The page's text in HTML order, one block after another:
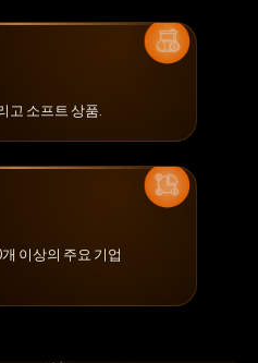
고 소프트 상품.
이상의 주요 기업